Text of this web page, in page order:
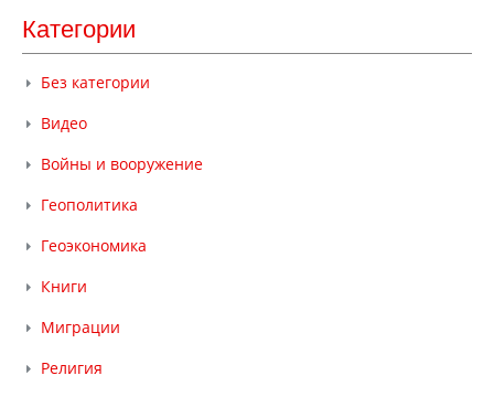
Категории
Без категории
Видео
Войны и вооружение
Геополитика
Геоэкономика
Книги
Миграции
Религия